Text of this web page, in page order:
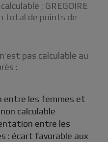
; GREGOIRE
total de points de
pas calculable au
:
entre les femmes et
calculable
entre les
: écart favorable aux